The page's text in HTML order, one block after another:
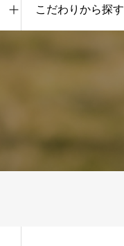
こだわりから探す